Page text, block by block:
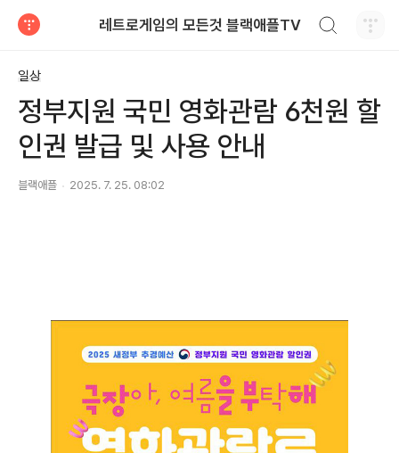
레트로게임의 모든것 블랙애플TV
일상
정부지원 국민 영화관람 6천원 할
인권 발급 및 사용 안내
블랙애플 2025. 7. 25. 08:02